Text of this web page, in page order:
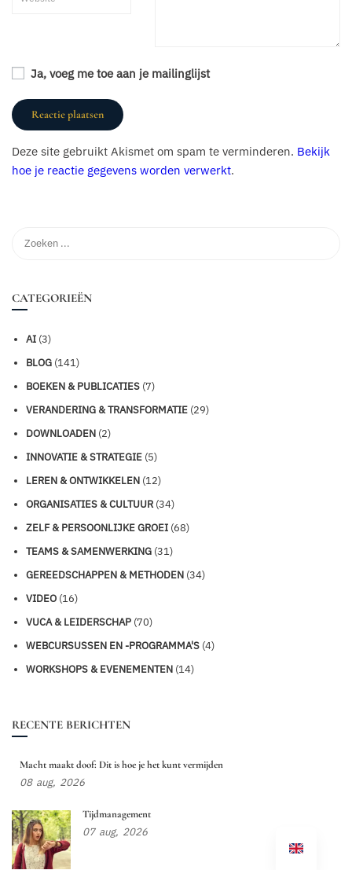
Ja, voeg me toe aan je mailinglijst
Deze site gebruikt Akismet om spam te verminderen. Bekijk
hoe je reactie gegevens worden verwerkt.
CATEGORIEËN
AI (3)
BLOG (141)
BOEKEN & PUBLICATIES (7)
VERANDERING & TRANSFORMATIE (29)
DOWNLOADEN (2)
INNOVATIE & STRATEGIE (5)
LEREN & ONTWIKKELEN (12)
ORGANISATIES & CULTUUR (34)
ZELF & PERSOONLIJKE GROEI (68)
TEAMS & SAMENWERKING (31)
GEREEDSCHAPPEN & METHODEN (34)
VIDEO (16)
VUCA & LEIDERSCHAP (70)
WEBCURSUSSEN EN -PROGRAMMA'S (4)
WORKSHOPS & EVENEMENTEN (14)
RECENTE BERICHTEN
Macht maakt doof: Dit is hoe je het kunt vermijden
08 aug, 2026
Tijdmanagement
07 aug, 2026